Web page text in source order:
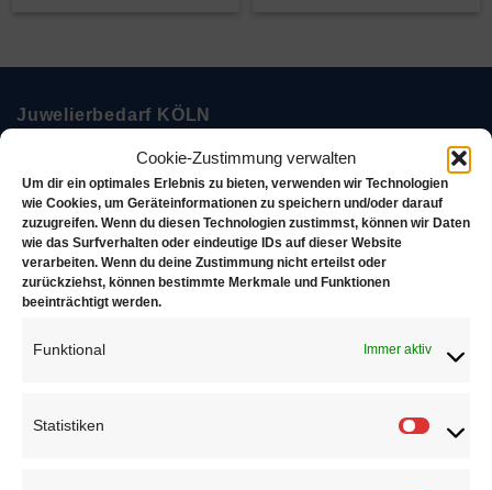
Cookie-Zustimmung verwalten
Um dir ein optimales Erlebnis zu bieten, verwenden wir Technologien
wie Cookies, um Geräteinformationen zu speichern und/oder darauf
zuzugreifen. Wenn du diesen Technologien zustimmst, können wir Daten
wie das Surfverhalten oder eindeutige IDs auf dieser Website
verarbeiten. Wenn du deine Zustimmung nicht erteilst oder
zurückziehst, können bestimmte Merkmale und Funktionen
beeinträchtigt werden.
Funktional Immer aktiv
Statistiken
Juwelierbedarf KÖLN
Juwelierbedarf KÖLN und seine operativen Einheiten
in Deutschland sind in ein weltweites Netzwerk von
Unternehmen eingebunden, die sich alle demselben
Ziel verschrieben haben. Konsequente Orientierung an
den Bedürfnissen des Kunden.
Über uns